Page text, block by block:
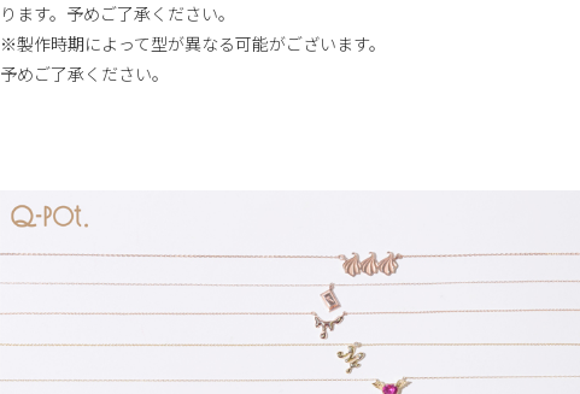
ります。予めご了承ください。
※製作時期によって型が異なる可能がございます。
予めご了承ください。